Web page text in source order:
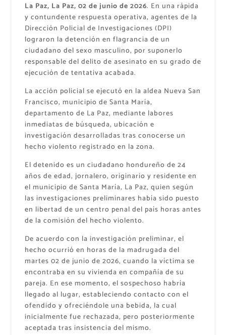
La Paz, La Paz, 02 de junio de 2026. En una rápida
y contundente respuesta operativa, agentes de la
Dirección Policial de Investigaciones (DPI)
lograron la detención en flagrancia de un
ciudadano del sexo masculino, por suponerlo
responsable del delito de asesinato en su grado de
ejecución de tentativa acabada.
La acción policial se ejecutó en la aldea Nueva San
Francisco, municipio de Santa María,
departamento de La Paz, mediante labores
inmediatas de búsqueda, ubicación e
investigación desarrolladas tras conocerse un
hecho violento registrado en la zona.
El detenido es un ciudadano hondureño de 24
años de edad, jornalero, originario y residente en
el municipio de Santa María, La Paz, quien según
las investigaciones preliminares había sido puesto
en libertad de un centro penal del país horas antes
de la comisión del hecho violento.
De acuerdo con la investigación preliminar, el
hecho ocurrió en horas de la madrugada del
martes 02 de junio de 2026, cuando la víctima se
encontraba en su vivienda en compañía de su
pareja. En ese momento, el sospechoso habría
llegado al lugar, estableciendo contacto con el
ofendido y ofreciéndole una bebida, la cual
inicialmente fue rechazada, pero posteriormente
aceptada tras insistencia del mismo.